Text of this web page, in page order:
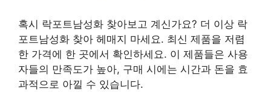
혹시 락포트남성화 찾아보고 계신가요? 더 이상 락
포트남성화 찾아 헤매지 마세요. 최신 제품을 저렴
한 가격에 한 곳에서 확인하세요. 이 제품들은 사용
자들의 만족도가 높아, 구매 시에는 시간과 돈을 효
과적으로 아낄 수 있습니다.